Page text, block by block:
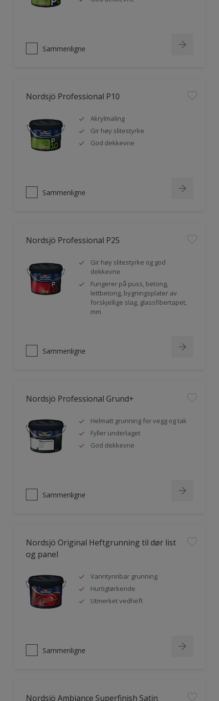
Sammenligne
Nordsjö Professional P10
Akrylmaling
Gir høy slitestyrke
God dekkevne
Sammenligne
Nordsjö Professional P25
Gir høy slitestyrke og god
dekkevne
Fungerer på puss, betong,
lettbetong, bygningsplater av
forskjellige slag, glassfibertapet,
mm
Sammenligne
Nordsjö Professional Grund+
Helmatt grunning for vegg og tak
Fyller underlaget
God dekkevne
Sammenligne
Nordsjö Original Heftgrunning til dør list
og panel
Vanntynnbar grunning
Hurtigtørkende
Utmerket vedheft
Sammenligne
Nordsjö Ambiance Superfinish Satin